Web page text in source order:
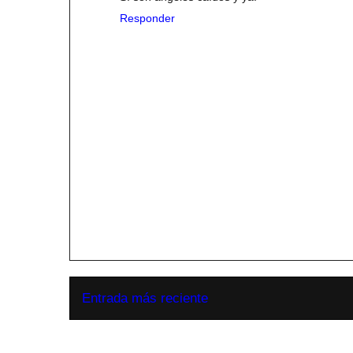
Responder
Entrada más reciente